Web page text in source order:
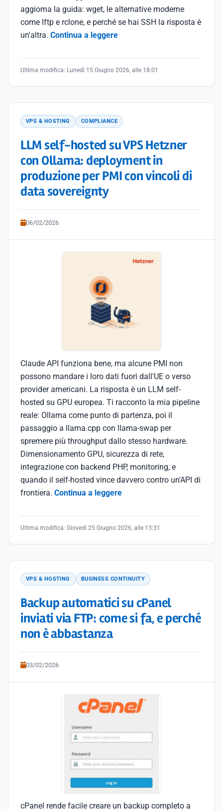
aggiorna la guida: wget, le alternative moderne
come lftp e rclone, e perché se hai SSH la risposta è
un'altra. Continua a leggere
Ultima modifica: Lunedì 15 Giugno 2026, alle 18:01
VPS & HOSTING COMPLIANCE
LLM self-hosted su VPS Hetzner
con Ollama: deployment in
produzione per PMI con vincoli di
data sovereignty
06/02/2026
Claude API funziona bene, ma alcune PMI non
possono mandare i loro dati fuori dall'UE o verso
provider americani. La risposta è un LLM self-
hosted su GPU europea. Ti racconto la mia pipeline
reale: Ollama come punto di partenza, poi il
passaggio a llama.cpp con llama-swap per
spremere più throughput dallo stesso hardware.
Dimensionamento GPU, sicurezza di rete,
integrazione con backend PHP, monitoring, e
quando il self-hosted vince davvero contro un'API di
frontiera. Continua a leggere
Ultima modifica: Giovedì 25 Giugno 2026, alle 13:31
VPS & HOSTING BUSINESS CONTINUITY
Backup automatici su cPanel
inviati via FTP: come si fa, e perché
non è abbastanza
03/02/2026
cPanel rende facile creare un backup completo a